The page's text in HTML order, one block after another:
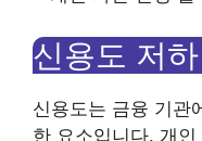
신용도 저하
신용도는 금융 기관
한 요소입니다. 개